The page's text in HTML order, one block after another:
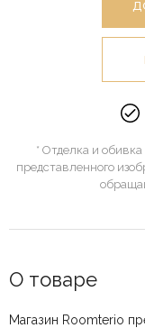
* Отделка и
представленного
О товаре
Магазин Roomterio